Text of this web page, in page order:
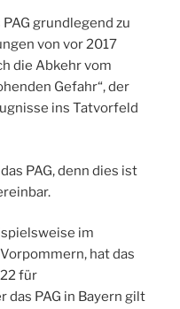
grundlegend zu
von vor 2017
die Abkehr vom
Gefahr“, der
ins Tatvorfeld
PAG, denn dies ist
im
hat das
für
PAG in Bayern gilt